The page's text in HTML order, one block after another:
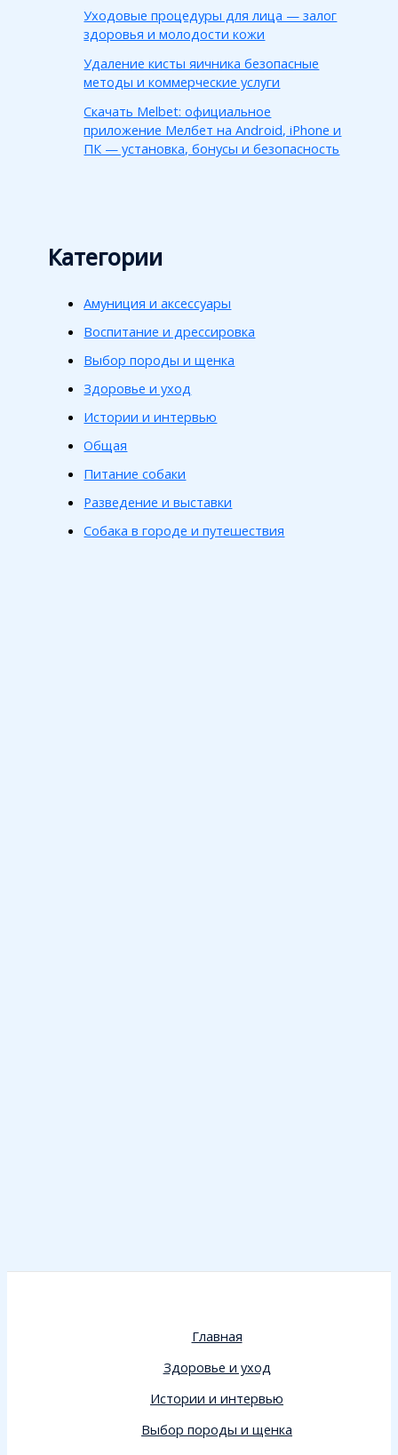
Уходовые процедуры для лица — залог
здоровья и молодости кожи
Удаление кисты яичника безопасные
методы и коммерческие услуги
Скачать Melbet: официальное
приложение Мелбет на Android, iPhone и
ПК — установка, бонусы и безопасность
Категории
Амуниция и аксессуары
Воспитание и дрессировка
Выбор породы и щенка
Здоровье и уход
Истории и интервью
Общая
Питание собаки
Разведение и выставки
Собака в городе и путешествия
Главная
Здоровье и уход
Истории и интервью
Выбор породы и щенка